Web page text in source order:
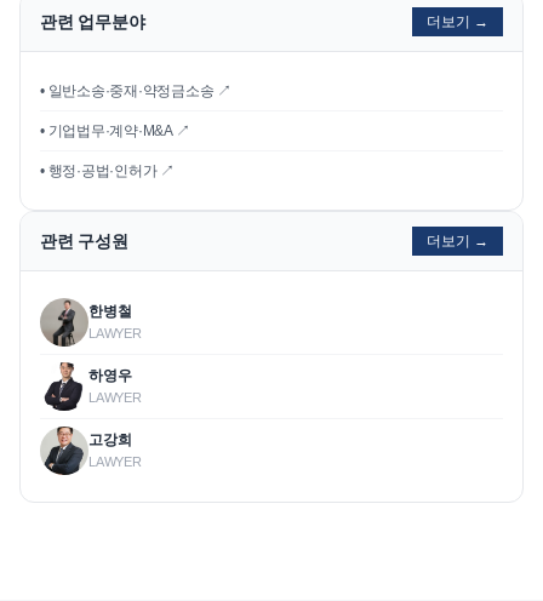
관련 업무분야 더보기 →
• 일반소송·중재·약정금소송 ↗
• 기업법무·계약·M&A ↗
• 행정·공법·인허가 ↗
관련 구성원 더보기 →
한병철
LAWYER
하영우
LAWYER
고강희
LAWYER